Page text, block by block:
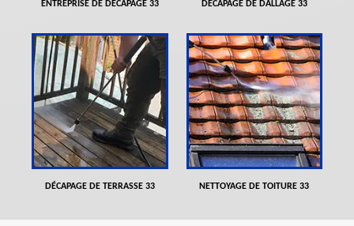
ENTREPRISE DE DÉCAPAGE 33 DÉCAPAGE DE DALLAGE 33
DÉCAPAGE DE TERRASSE 33 NETTOYAGE DE TOITURE 33